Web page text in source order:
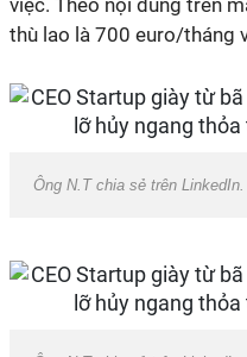
việc. Theo nội dung trên
thù lao là 700 euro/tháng
Ông N.T chia sẻ trên